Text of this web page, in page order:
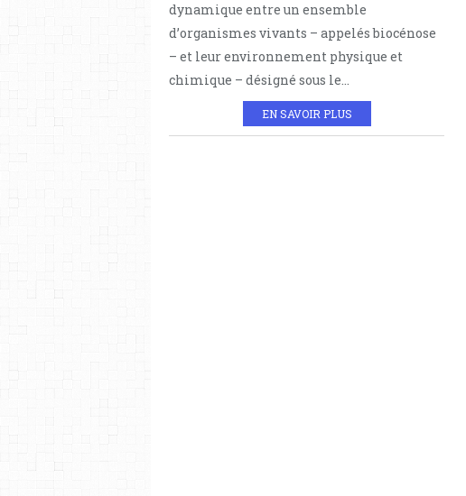
dynamique entre un ensemble
d’organismes vivants – appelés biocénose
– et leur environnement physique et
chimique – désigné sous le...
EN SAVOIR PLUS